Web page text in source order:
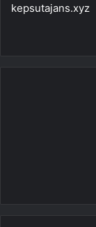
kepsutajans.xyz